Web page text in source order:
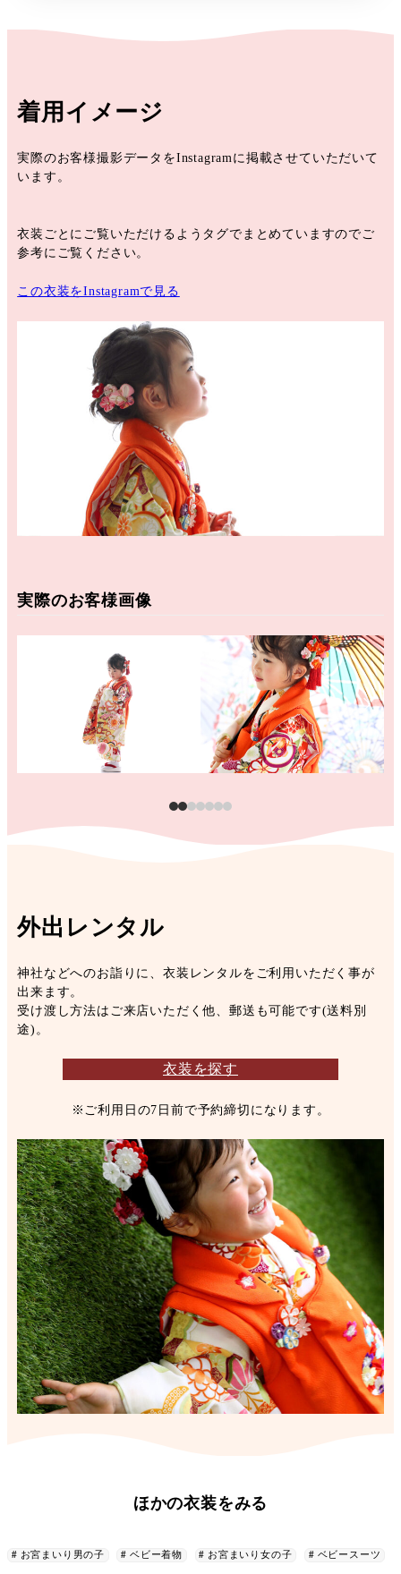
着用イメージ
実際のお客様撮影データをInstagramに掲載させていただいて
います。
衣装ごとにご覧いただけるようタグでまとめていますのでご
参考にご覧ください。
この衣装をInstagramで見る
実際のお客様画像
外出レンタル
神社などへのお詣りに、衣装レンタルをご利用いただく事が
出来ます。
受け渡し方法はご来店いただく他、郵送も可能です(送料別
途)。
衣装を探す
※ご利用日の7日前で予約締切になります。
ほかの衣装をみる
お宮まいり男の子 ベビー着物 お宮まいり女の子 ベビースーツ